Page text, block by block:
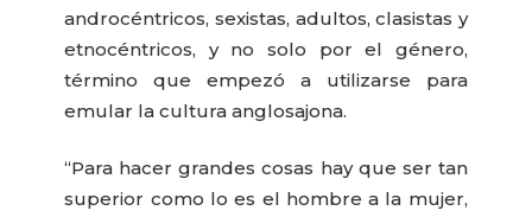
androcéntricos, sexistas, adultos, clasistas y
etnocéntricos, y no solo por el género,
término que empezó a utilizarse para
emular la cultura anglosajona.
“Para hacer grandes cosas hay que ser tan
superior como lo es el hombre a la mujer,